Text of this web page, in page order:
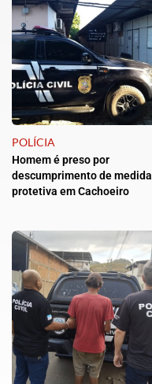
POLÍCIA
Homem é preso por
descumprimento de medida
protetiva em Cachoeiro